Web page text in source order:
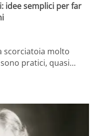
idee semplici per far
scorciatoia molto
pratici, quasi…